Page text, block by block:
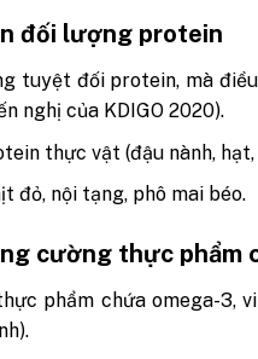
đối lượng protein
tuyệt đối protein, mà
nghị của KDIGO 2020).
thực vật (đậu nành,
đỏ, nội tạng, phô mai béo.
cường thực phẩm
phẩm chứa omega-3,